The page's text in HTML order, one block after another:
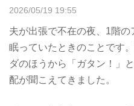
2026/05/19 19:55
夫が出張で不在の夜、1階
眠っていたときのことです
ダのほうから「ガタン！」
配が聞こえてきました。